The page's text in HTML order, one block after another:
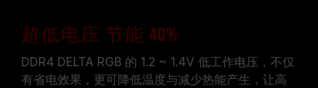
超低电压 节能 40%
DDR4 DELTA RGB 的 1.2 ~ 1.4V 低工作电压，不仅
有省电效果，更可降低温度与减少热能产生，让高